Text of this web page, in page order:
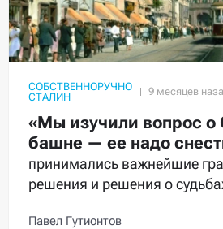
СОБСТВЕННОРУЧНО
СТАЛИН
«Мы изучили вопрос о
башне — ее надо
принимались важнейшие
решения и решения о
Павел Гутионтов